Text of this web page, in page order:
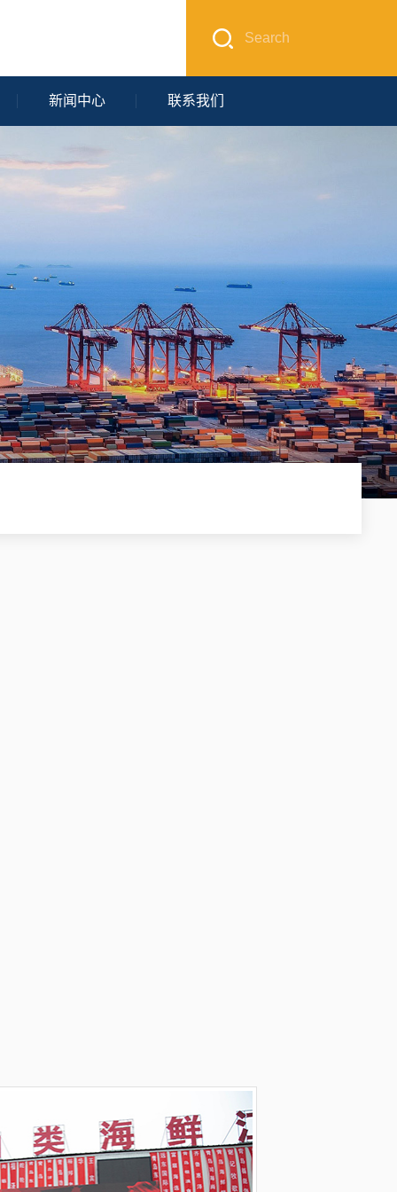
新闻中心 联系我们